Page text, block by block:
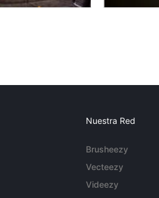
Nuestra Red
Brusheezy
Vecteezy
Videezy